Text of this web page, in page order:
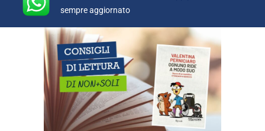
sempre aggiornato